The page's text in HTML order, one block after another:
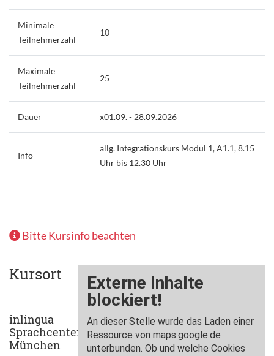
Minimale
Teilnehmerzahl
10
Maximale
Teilnehmerzahl
25
Dauer x01.09. - 28.09.2026
Info
allg. Integrationskurs Modul 1, A1.1, 8.15
Uhr bis 12.30 Uhr
Bitte Kursinfo beachten
Kursort
inlingua
Sprachcenter
München